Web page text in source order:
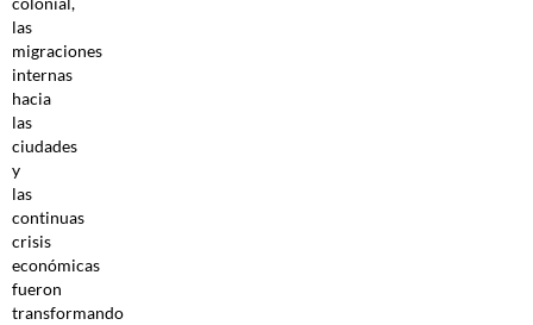
las
migraciones
internas
hacia
las
ciudades
y
las
continuas
crisis
económicas
fueron
transformando